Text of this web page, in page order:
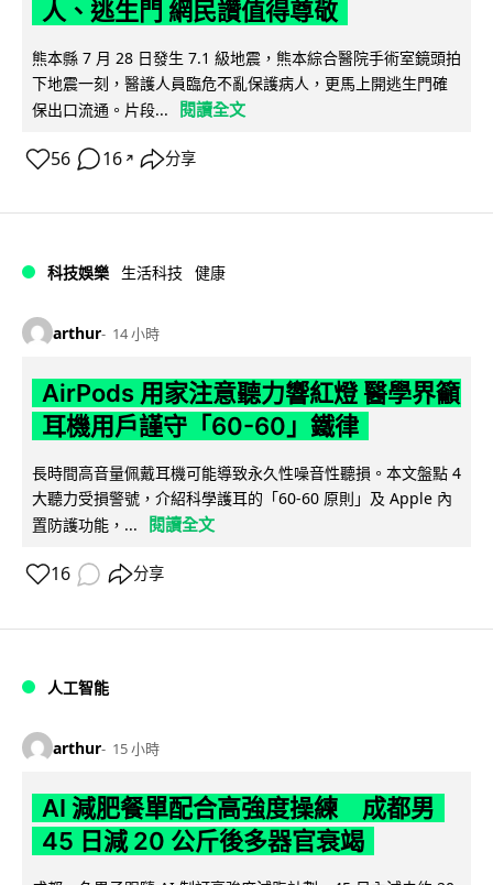
人、逃生門 網民讚值得尊敬
熊本縣 7 月 28 日發生 7.1 級地震，熊本綜合醫院手術室鏡頭拍
下地震一刻，醫護人員臨危不亂保護病人，更馬上開逃生門確
保出口流通。片段...
閱讀全文
56 16 ↗ 分享
科技娛樂 生活科技 健康
arthur 14 小時
AirPods 用家注意聽力響紅燈 醫學界籲
耳機用戶謹守「60-60」鐵律
長時間高音量佩戴耳機可能導致永久性噪音性聽損。本文盤點 4
大聽力受損警號，介紹科學護耳的「60-60 原則」及 Apple 內
置防護功能，...
閱讀全文
16 分享
人工智能
arthur 15 小時
AI 減肥餐單配合高強度操練 成都男
45 日減 20 公斤後多器官衰竭